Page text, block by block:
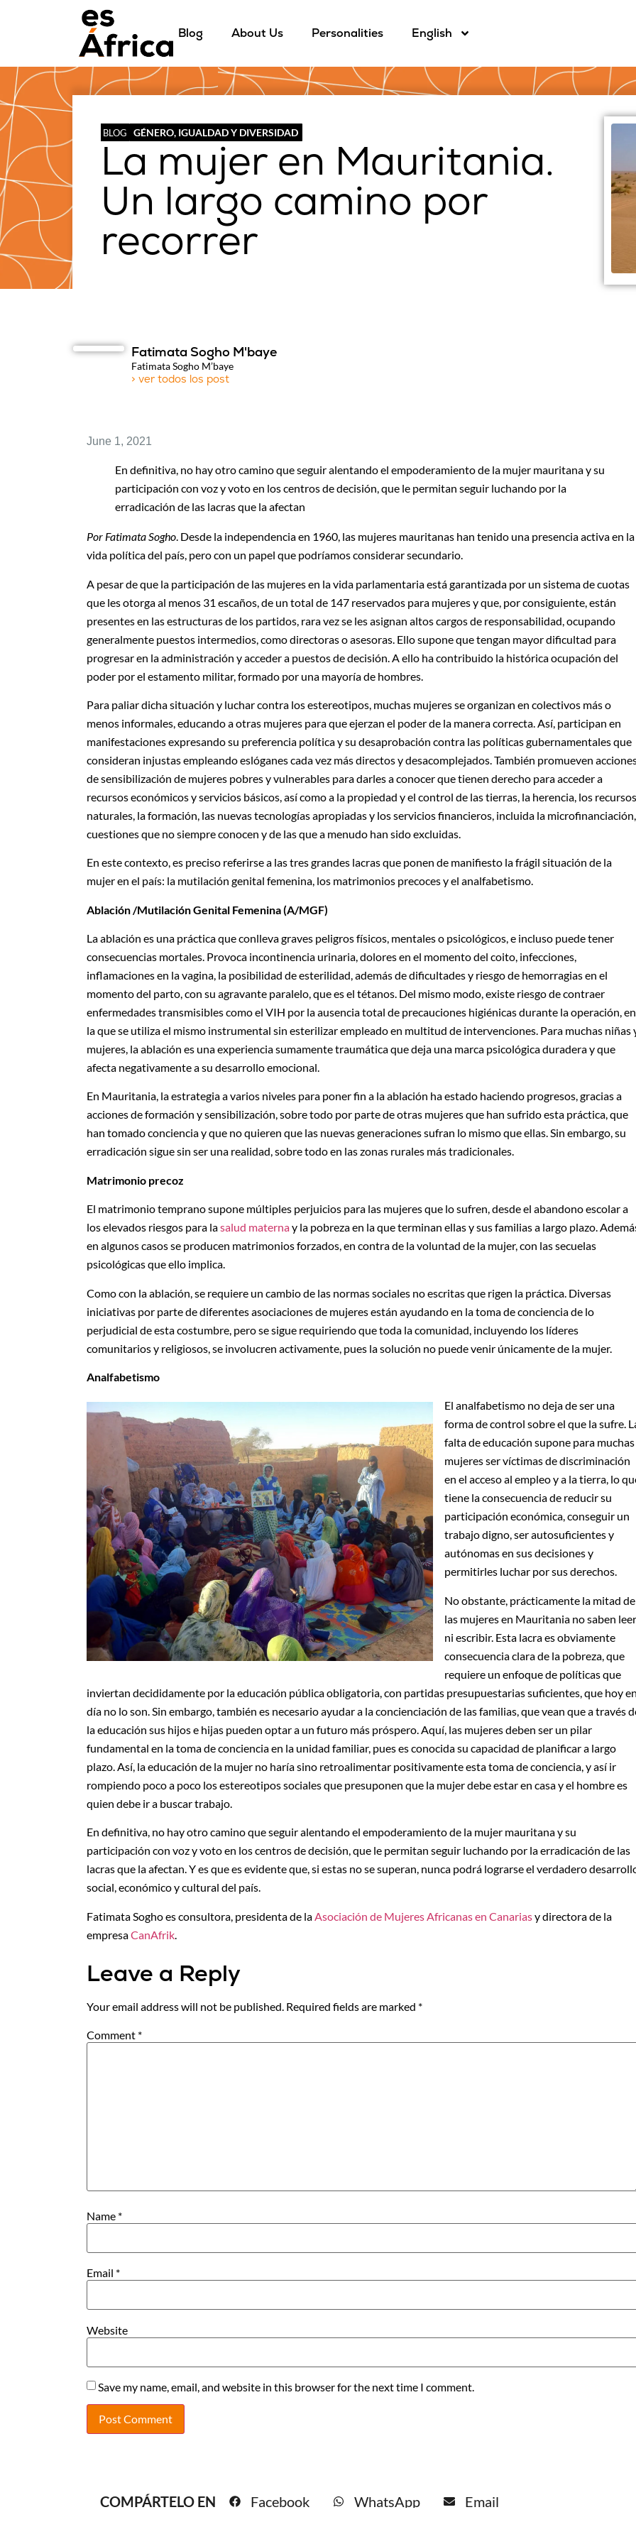
Blog About Us Personalities English
BLOG GÉNERO, IGUALDAD Y DIVERSIDAD
La mujer en Mauritania.
Un largo camino por
recorrer
Fatimata Sogho M'baye
Fatimata Sogho M’baye
> ver todos los post
June 1, 2021
En definitiva, no hay otro camino que seguir alentando el empoderamiento de la mujer mauritana y su
participación con voz y voto en los centros de decisión, que le permitan seguir luchando por la
erradicación de las lacras que la afectan
Por Fatimata Sogho. Desde la independencia en 1960, las mujeres mauritanas han tenido una presencia activa en la
vida política del país, pero con un papel que podríamos considerar secundario.
A pesar de que la participación de las mujeres en la vida parlamentaria está garantizada por un sistema de cuotas
que les otorga al menos 31 escaños, de un total de 147 reservados para mujeres y que, por consiguiente, están
presentes en las estructuras de los partidos, rara vez se les asignan altos cargos de responsabilidad, ocupando
generalmente puestos intermedios, como directoras o asesoras. Ello supone que tengan mayor dificultad para
progresar en la administración y acceder a puestos de decisión. A ello ha contribuido la histórica ocupación del
poder por el estamento militar, formado por una mayoría de hombres.
Para paliar dicha situación y luchar contra los estereotipos, muchas mujeres se organizan en colectivos más o
menos informales, educando a otras mujeres para que ejerzan el poder de la manera correcta. Así, participan en
manifestaciones expresando su preferencia política y su desaprobación contra las políticas gubernamentales que
consideran injustas empleando eslóganes cada vez más directos y desacomplejados. También promueven
de sensibilización de mujeres pobres y vulnerables para darles a conocer que tienen derecho para acceder a
recursos económicos y servicios básicos, así como a la propiedad y el control de las tierras, la herencia, los recursos
naturales, la formación, las nuevas tecnologías apropiadas y los servicios financieros, incluida la microfinanciación,
cuestiones que no siempre conocen y de las que a menudo han sido excluidas.
En este contexto, es preciso referirse a las tres grandes lacras que ponen de manifiesto la frágil situación de la
mujer en el país: la mutilación genital femenina, los matrimonios precoces y el analfabetismo.
Ablación /Mutilación Genital Femenina (A/MGF)
La ablación es una práctica que conlleva graves peligros físicos, mentales o psicológicos, e incluso puede tener
consecuencias mortales. Provoca incontinencia urinaria, dolores en el momento del coito, infecciones,
inflamaciones en la vagina, la posibilidad de esterilidad, además de dificultades y riesgo de hemorragias en el
momento del parto, con su agravante paralelo, que es el tétanos. Del mismo modo, existe riesgo de contraer
enfermedades transmisibles como el VIH por la ausencia total de precauciones higiénicas durante la operación, en
la que se utiliza el mismo instrumental sin esterilizar empleado en multitud de intervenciones. Para muchas niñas
mujeres, la ablación es una experiencia sumamente traumática que deja una marca psicológica duradera y que
afecta negativamente a su desarrollo emocional.
En Mauritania, la estrategia a varios niveles para poner fin a la ablación ha estado haciendo progresos, gracias a
acciones de formación y sensibilización, sobre todo por parte de otras mujeres que han sufrido esta práctica, que
han tomado conciencia y que no quieren que las nuevas generaciones sufran lo mismo que ellas. Sin embargo, su
erradicación sigue sin ser una realidad, sobre todo en las zonas rurales más tradicionales.
Matrimonio precoz
El matrimonio temprano supone múltiples perjuicios para las mujeres que lo sufren, desde el abandono escolar a
los elevados riesgos para lasalud maternay la pobreza en la que terminan ellas y sus familias a largo plazo.
en algunos casos se producen matrimonios forzados, en contra de la voluntad de la mujer, con las secuelas
psicológicas que ello implica.
Como con la ablación, se requiere un cambio de las normas sociales no escritas que rigen la práctica. Diversas
iniciativas por parte de diferentes asociaciones de mujeres están ayudando en la toma de conciencia de lo
perjudicial de esta costumbre, pero se sigue requiriendo que toda la comunidad, incluyendo los líderes
comunitarios y religiosos, se involucren activamente, pues la solución no puede venir únicamente de la mujer.
Analfabetismo
El analfabetismo no deja de ser una
forma de control sobre el que la sufre.
falta de educación supone para muchas
mujeres ser víctimas de discriminación
en el acceso al empleo y a la tierra, lo
tiene la consecuencia de reducir su
participación económica, conseguir un
trabajo digno, ser autosuficientes y
autónomas en sus decisiones y
permitirles luchar por sus derechos.
No obstante, prácticamente la mitad de
las mujeres en Mauritania no saben leer
ni escribir. Esta lacra es obviamente
consecuencia clara de la pobreza, que
requiere un enfoque de políticas que
inviertan decididamente por la educación pública obligatoria, con partidas presupuestarias suficientes, que hoy
día no lo son. Sin embargo, también es necesario ayudar a la concienciación de las familias, que vean que a través
la educación sus hijos e hijas pueden optar a un futuro más próspero. Aquí, las mujeres deben ser un pilar
fundamental en la toma de conciencia en la unidad familiar, pues es conocida su capacidad de planificar a largo
plazo. Así, la educación de la mujer no haría sino retroalimentar positivamente esta toma de conciencia, y así ir
rompiendo poco a poco los estereotipos sociales que presuponen que la mujer debe estar en casa y el hombre es
quien debe ir a buscar trabajo.
En definitiva, no hay otro camino que seguir alentando el empoderamiento de la mujer mauritana y su
participación con voz y voto en los centros de decisión, que le permitan seguir luchando por la erradicación de las
lacras que la afectan. Y es que es evidente que, si estas no se superan, nunca podrá lograrse el verdadero
social, económico y cultural del país.
Fatimata Sogho es consultora, presidenta de la Asociación de Mujeres Africanas en Canariasy directora de la
empresaCanAfrik
Leave a Reply
Your email address will not be published. Required fields are marked *
Comment *
Name *
Email *
Website
Save my name, email, and website in this browser for the next time I comment.
COMPÁRTELO EN Facebook WhatsApp Email